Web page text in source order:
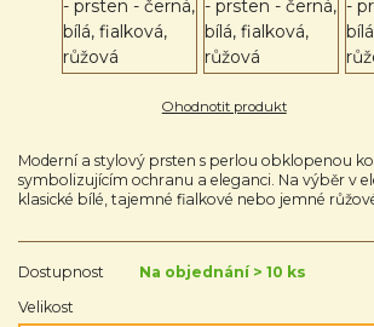
Ohodnotit produkt
Moderní a stylový prsten s perlou obklopenou
symbolizujícím ochranu a eleganci. Na výběr v
klasické bílé, tajemné fialkové nebo jemné
Dostupnost
Na objednání > 10 ks
Velikost